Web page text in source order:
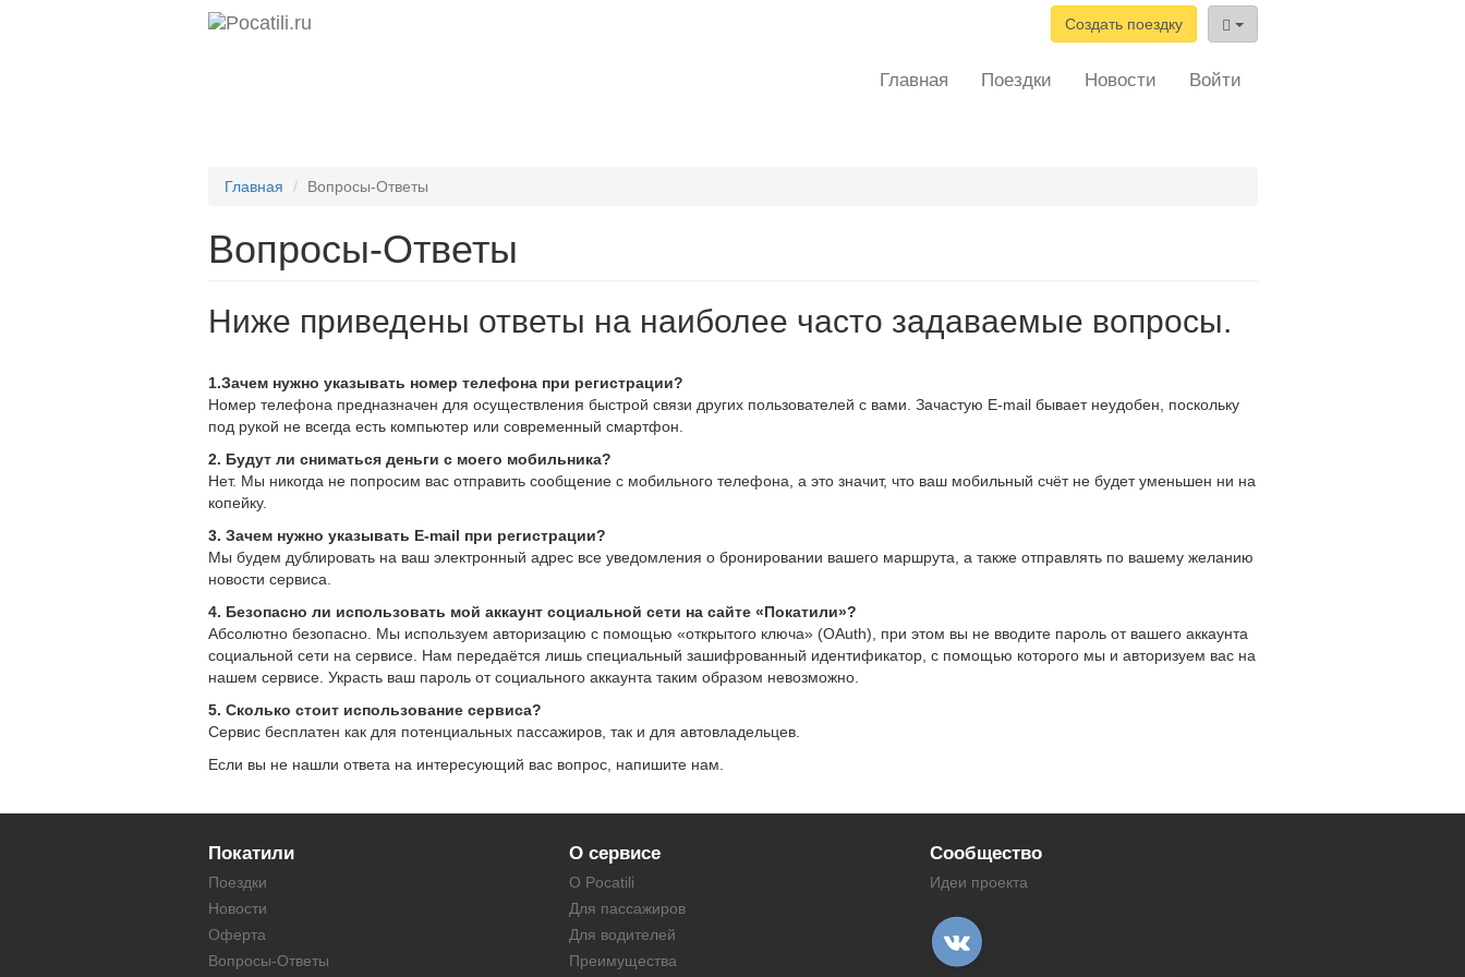
Создать поездку
Главная Поездки Новости Войти
Главная Вопросы-Ответы
Вопросы-Ответы
Ниже приведены ответы на наиболее часто задаваемые вопросы.
1.Зачем нужно указывать номер телефона при регистрации?
Номер телефона предназначен для осуществления быстрой связи других пользователей с вами. Зачастую E-mail бывает неудобен, поскольку
под рукой не всегда есть компьютер или современный смартфон.
2. Будут ли сниматься деньги с моего мобильника?
Нет. Мы никогда не попросим вас отправить сообщение с мобильного телефона, а это значит, что ваш мобильный счёт не будет уменьшен ни на
копейку.
3. Зачем нужно указывать E-mail при регистрации?
Мы будем дублировать на ваш электронный адрес все уведомления о бронировании вашего маршрута, а также отправлять по вашему желанию
новости сервиса.
4. Безопасно ли использовать мой аккаунт социальной сети на сайте «Покатили»?
Абсолютно безопасно. Мы используем авторизацию с помощью «открытого ключа» (OAuth), при этом вы не вводите пароль от вашего аккаунта
социальной сети на сервисе. Нам передаётся лишь специальный зашифрованный идентификатор, с помощью которого мы и авторизуем вас на
нашем сервисе. Украсть ваш пароль от социального аккаунта таким образом невозможно.
5. Сколько стоит использование сервиса?
Сервис бесплатен как для потенциальных пассажиров, так и для автовладельцев.
Если вы не нашли ответа на интересующий вас вопрос, напишите нам.
Покатили
Поездки
Новости
Оферта
Вопросы-Ответы
О сервисе
О Pocatili
Для пассажиров
Для водителей
Преимущества
Сообщество
Идеи проекта